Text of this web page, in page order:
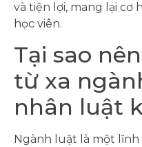
và tiện lợi, mang lại cơ
học viên.
Tại sao
từ xa
nhân luật
Ngành luật là một